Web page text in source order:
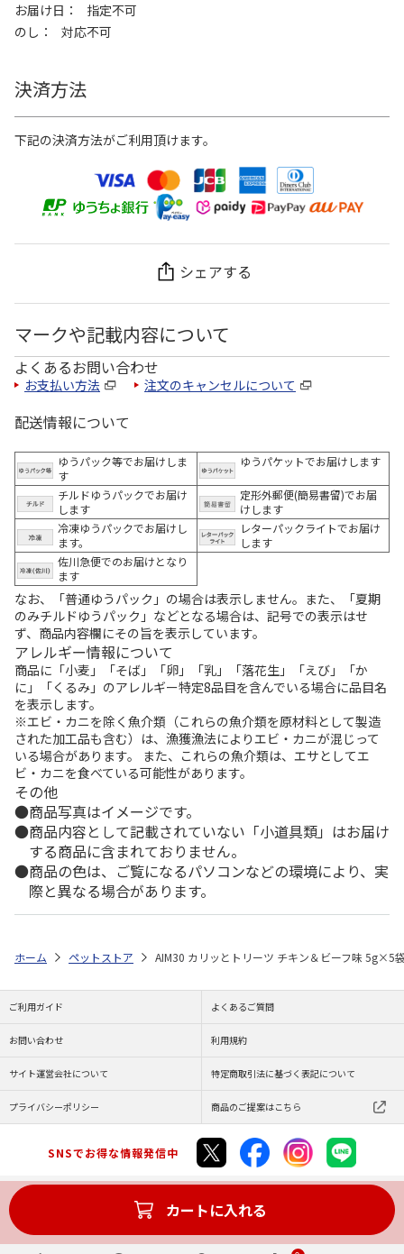
お届け日
指定不可
のし
対応不可
決済方法
下記の決済方法がご利用頂けます。
シェアする
マークや記載内容について
よくあるお問い合わせ
お支払い方法 注文のキャンセルについて
配送情報について
ゆうパック等でお届けしま
す
ゆうパケットでお届けします
チルドゆうパックでお届け
します
定形外郵便(簡易書留)でお届
けします
冷凍ゆうパックでお届けし
ます。
レターパックライトでお届け
します
佐川急便でのお届けとなり
ます
なお、「普通ゆうパック」の場合は表示しません。また、「夏期
のみチルドゆうパック」などとなる場合は、記号での表示はせ
ず、商品内容欄にその旨を表示しています。
アレルギー情報について
商品に「小麦」「そば」「卵」「乳」「落花生」「えび」「か
に」「くるみ」のアレルギー特定8品目を含んでいる場合に品目名
を表示します。
※エビ・カニを除く魚介類（これらの魚介類を原材料として製造
された加工品も含む）は、漁獲漁法によりエビ・カニが混じって
いる場合があります。 また、これらの魚介類は、エサとしてエ
ビ・カニを食べている可能性があります。
その他
商品写真はイメージです。
商品内容として記載されていない「小道具類」はお届け
する商品に含まれておりません。
商品の色は、ご覧になるパソコンなどの環境により、実
際と異なる場合があります。
カートに入れる
ホーム ペットストア AIM30 カリッとトリーツ チキン＆ビーフ味 5g×5
ご利用ガイド よくあるご質問
お問い合わせ 利用規約
サイト運営会社について 特定商取引法に基づく表記について
プライバシーポリシー 商品のご提案はこちら
SNSでお得な情報発信中